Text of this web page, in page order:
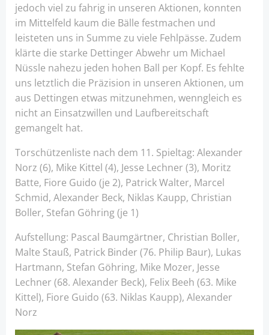
jedoch viel zu fahrig in unseren Aktionen, konnten
im Mittelfeld kaum die Bälle festmachen und
leisteten uns in Summe zu viele Fehlpässe. Zudem
klärte die starke Dettinger Abwehr um Michael
Nüssle nahezu jeden hohen Ball per Kopf. Es fehlte
uns letztlich die Präzision in unseren Aktionen, um
aus Dettingen etwas mitzunehmen, wenngleich es
nicht an Einsatzwillen und Laufbereitschaft
gemangelt hat.
Torschützenliste nach dem 11. Spieltag: Alexander
Norz (6), Mike Kittel (4), Jesse Lechner (3), Moritz
Batte, Fiore Guido (je 2), Patrick Walter, Marcel
Schmid, Alexander Beck, Niklas Kaupp, Christian
Boller, Stefan Göhring (je 1)
Aufstellung: Pascal Baumgärtner, Christian Boller,
Malte Stauß, Patrick Binder (76. Philip Baur), Lukas
Hartmann, Stefan Göhring, Mike Mozer, Jesse
Lechner (68. Alexander Beck), Felix Beeh (63. Mike
Kittel), Fiore Guido (63. Niklas Kaupp), Alexander
Norz